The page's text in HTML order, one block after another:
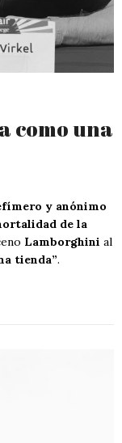
como una
y anónimo
de la
Lamborghini al
tienda”.